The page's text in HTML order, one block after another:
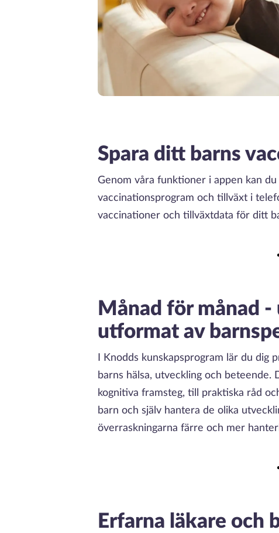
Spara ditt barns
Genom våra funktioner i appen kan
vaccinationsprogram och tillväxt i
vaccinationer och tillväxtdata för ditt
Månad för månad
utformat av
I Knodds kunskapsprogram lär du
barns hälsa, utveckling och
kognitiva framsteg, till praktiska råd
barn och själv hantera de olika
överraskningarna färre och mer
Erfarna läkare och